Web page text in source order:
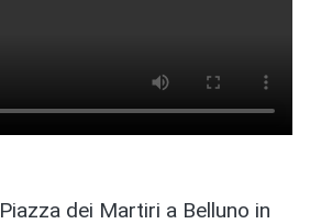
dei Martiri a Belluno in